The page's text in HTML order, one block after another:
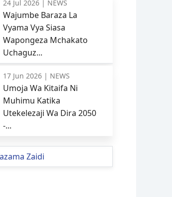
24 Jul 2026 | NEWS
Wajumbe Baraza La
Vyama Vya Siasa
Wapongeza Mchakato
Uchaguz...
17 Jun 2026 | NEWS
Umoja Wa Kitaifa Ni
Muhimu Katika
Utekelezaji Wa Dira 2050
-...
Zaidi